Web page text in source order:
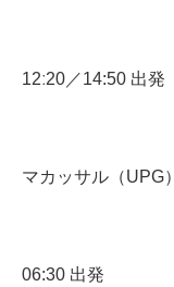
12ː20／14:50 出発
マカッサル（UPG
06:30 出発